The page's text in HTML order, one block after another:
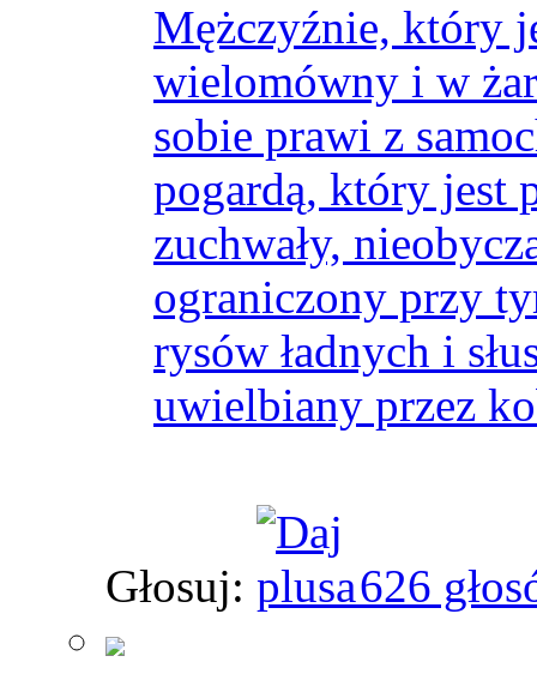
Mężczyźnie, który
wielomówny i w
sobie prawi z
pogardą, który jest
zuchwały,
ograniczony przy
rysów ładnych i
uwielbiany przez
Głosuj: 626